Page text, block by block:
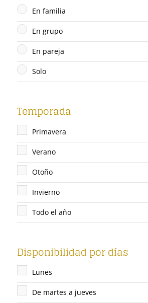
En familia
En grupo
En pareja
Solo
Temporada
Primavera
Verano
Otoño
Invierno
Todo el año
Disponibilidad por días
Lunes
De martes a jueves